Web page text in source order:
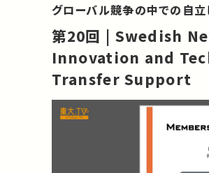
グローバル競争の中での自
第20回 | Swedish
Innovation and
Transfer Support